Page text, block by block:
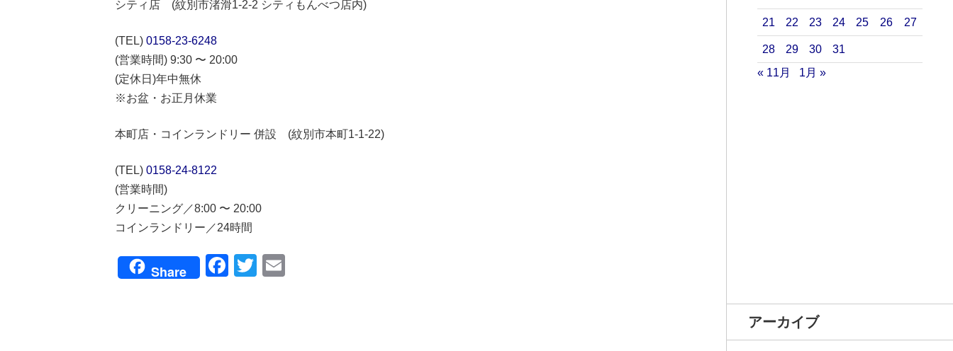
シティ店 (紋別市渚滑1-2-2 シティもんべつ店内)
(TEL) 0158-23-6248
(営業時間) 9:30 〜 20:00
(定休日)年中無休
※お盆・お正月休業
本町店・コインランドリー 併設 (紋別市本町1-1-22)
(TEL) 0158-24-8122
(営業時間)
クリーニング／8:00 〜 20:00
コインランドリー／24時間
Share Facebook
Twitter
21 22 23 24 25 26 27
28 29 30
31
« 11月
1月 »
アーカイブ